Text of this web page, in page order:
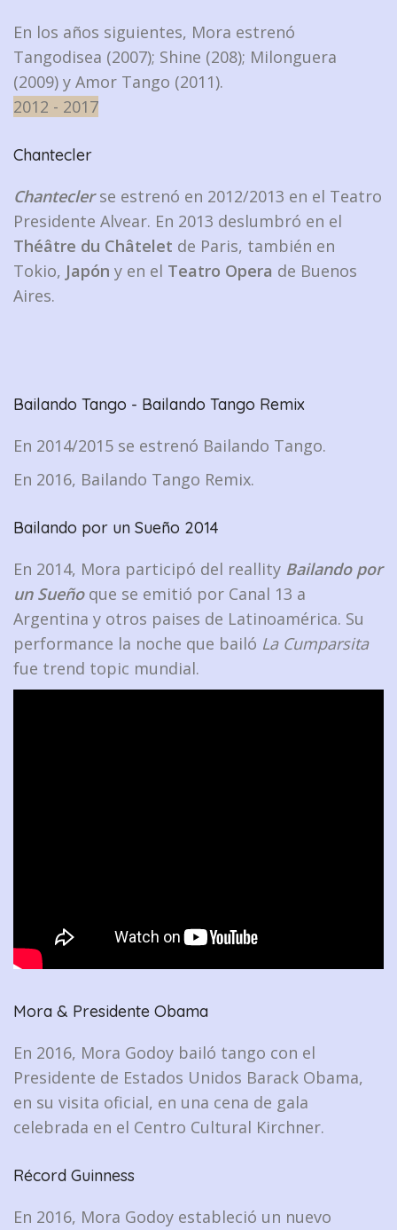
En los años siguientes, Mora estrenó
Tangodisea (2007); Shine (208); Milonguera
(2009) y Amor Tango (2011).
2012 - 2017
Chantecler
Chanteclerse estrenó en 2012/2013 en el Teatro
Presidente Alvear. En 2013 deslumbró en el
Théâtre du Châtelet de Paris, también en
Tokio, Japón y en el Teatro Opera de Buenos
Aires.
Bailando Tango - Bailando Tango Remix
En 2014/2015 se estrenó Bailando Tango.
En 2016, Bailando Tango Remix.
Bailando por un Sueño 2014
En 2014, Mora participó del reallity Bailando por
un Sueñoque se emitió por Canal 13 a
Argentina y otros paises de Latinoamérica. Su
performance la noche que bailó La Cumparsita
fue trend topic mundial.
Mora & Presidente Obama
En 2016, Mora Godoy bailó tango con el
Presidente de Estados Unidos Barack Obama,
en su visita oficial, en una cena de gala
celebrada en el Centro Cultural Kirchner.
Récord Guinness
En 2016, Mora Godoy estableció un nuevo